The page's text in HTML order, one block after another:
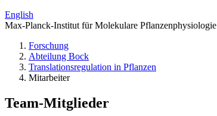
English
Max-Planck-Institut für Molekulare Pflanzenphysiologie
Forschung
Abteilung Bock
Translations­regulation in Pflanzen
Mitarbeiter
Team-Mitglieder